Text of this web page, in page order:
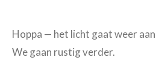
Hoppa — het licht gaat weer
We gaan rustig verder.